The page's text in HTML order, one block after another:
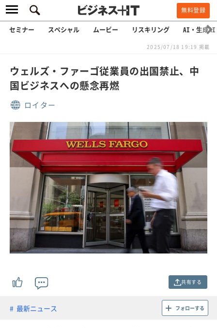
無料登録
セミナー スペシャル ムービー リスキリング AI・生成AI
2025/07/18 19:19 掲載
ウェルズ・ファーゴ従業員の出国禁止、中
国ビジネスへの懸念再燃
ロイター
共有する
最新ニュース フォローする